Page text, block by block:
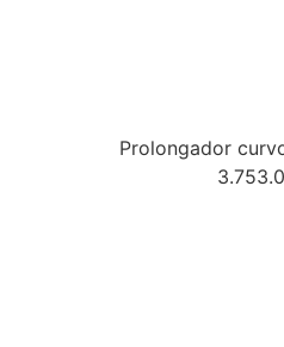
Prolongador